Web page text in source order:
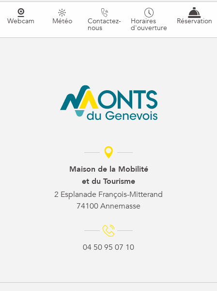
Webcam Météo Contactez-
nous
Horaires
d'ouverture
Réservation
Maison de la Mobilité
et du Tourisme
2 Esplanade François-Mitterand
74100 Annemasse
04 50 95 07 10